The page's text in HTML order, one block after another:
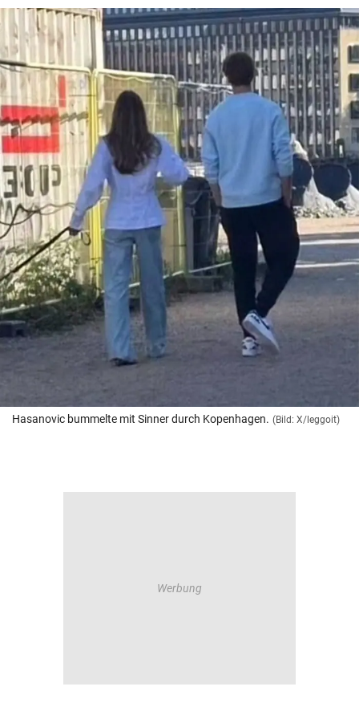
Hasanovic bummelte mit Sinner durch Kopenhagen. (Bild: X/leggoit)